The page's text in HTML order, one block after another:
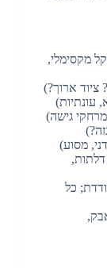
מקסימלי,
ציוד ארוך?)
עונתיות)
גישה)
מסוע)
כל